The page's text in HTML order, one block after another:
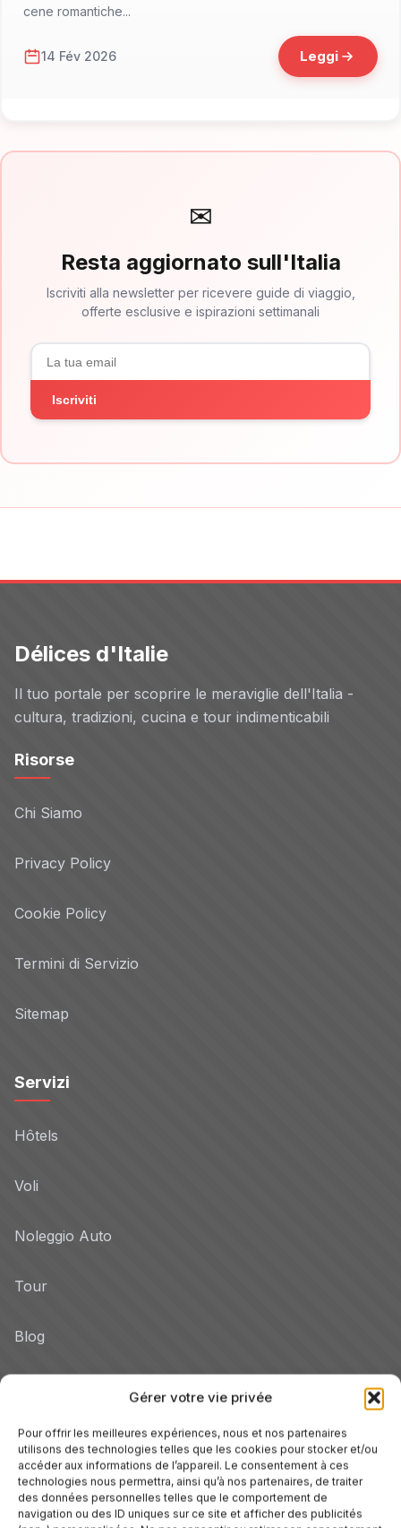
Gérer votre vie privée
Pour offrir les meilleures expériences, nous et nos partenaires
utilisons des technologies telles que les cookies pour stocker et/ou
accéder aux informations de l’appareil. Le consentement à ces
technologies nous permettra, ainsi qu’à nos partenaires, de traiter
des données personnelles telles que le comportement de
navigation ou des ID uniques sur ce site et afficher des publicités
cene romantiche...
14 Fév 2026 Leggi
✉
Resta aggiornato sull'Italia
Iscriviti alla newsletter per ricevere guide di viaggio,
offerte esclusive e ispirazioni settimanali
Iscriviti
Délices d'Italie
Il tuo portale per scoprire le meraviglie dell'Italia -
cultura, tradizioni, cucina e tour indimenticabili
Risorse
Chi Siamo
Privacy Policy
Cookie Policy
Termini di Servizio
Sitemap
Servizi
Hôtels
Voli
Noleggio Auto
Tour
Blog
Veneto
Toscane